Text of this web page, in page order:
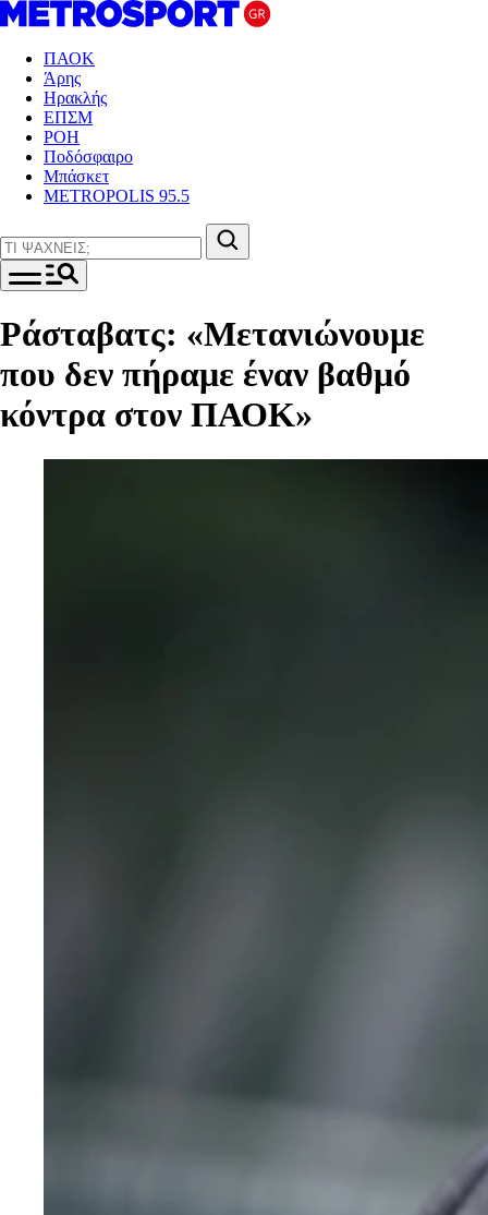
ΠΑΟΚ
Άρης
Ηρακλής
ΕΠΣΜ
ΡΟΗ
Ποδόσφαιρο
Μπάσκετ
METROPOLIS 95.5
Ράσταβατς: «Μετανιώνουμε
που δεν πήραμε έναν βαθμό
κόντρα στον ΠΑΟΚ»